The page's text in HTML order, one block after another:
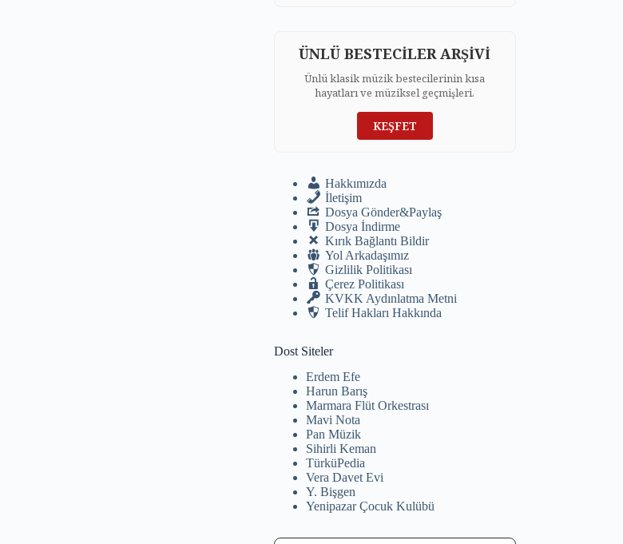
ÜNLÜ BESTECİLER ARŞİVİ
Ünlü klasik müzik bestecilerinin kısa
hayatları ve müziksel geçmişleri.
KEŞFET
Hakkımızda
İletişim
Dosya Gönder&Paylaş
Dosya İndirme
Kırık Bağlantı Bildir
Yol Arkadaşımız
Gizlilik Politikası
Çerez Politikası
KVKK Aydınlatma Metni
Telif Hakları Hakkında
Dost Siteler
Erdem Efe
Harun Barış
Marmara Flüt Orkestrası
Mavi Nota
Pan Müzik
Sihirli Keman
TürküPedia
Vera Davet Evi
Y. Bişgen
Yenipazar Çocuk Kulübü